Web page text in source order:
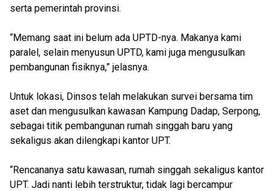
serta pemerintah provinsi.
“Memang saat ini belum ada UPTD-nya. Makanya kami
paralel, selain menyusun UPTD, kami juga mengusulkan
pembangunan fisiknya,” jelasnya.
Untuk lokasi, Dinsos telah melakukan survei bersama tim
aset dan mengusulkan kawasan Kampung Dadap, Serpong,
sebagai titik pembangunan rumah singgah baru yang
sekaligus akan dilengkapi kantor UPT.
“Rencananya satu kawasan, rumah singgah sekaligus kantor
UPT. Jadi nanti lebih terstruktur, tidak lagi bercampur